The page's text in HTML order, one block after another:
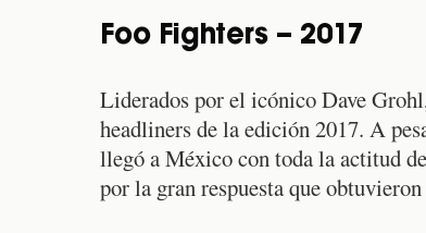
Foo Fighters – 2017
Liderados por el icónico Dave
headliners de la edición 2017. A
llegó a México con toda la actitud
por la gran respuesta que